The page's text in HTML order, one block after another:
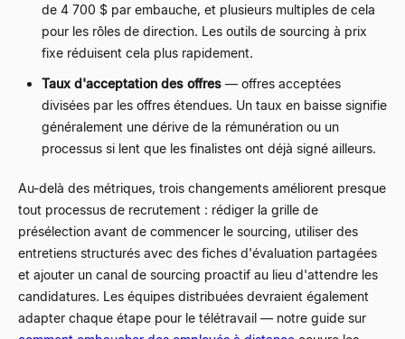
de 4 700 $ par embauche, et plusieurs multiples de cela
pour les rôles de direction. Les outils de sourcing à prix
fixe réduisent cela plus rapidement.
Taux d'acceptation des offres — offres acceptées
divisées par les offres étendues. Un taux en baisse signifie
généralement une dérive de la rémunération ou un
processus si lent que les finalistes ont déjà signé ailleurs.
Au-delà des métriques, trois changements améliorent presque
tout processus de recrutement : rédiger la grille de
présélection avant de commencer le sourcing, utiliser des
entretiens structurés avec des fiches d'évaluation partagées
et ajouter un canal de sourcing proactif au lieu d'attendre les
candidatures. Les équipes distribuées devraient également
adapter chaque étape pour le télétravail — notre guide sur